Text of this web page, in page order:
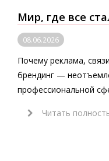
Мир, где все
08.06.2026
Почему реклама,
брендинг —
профессиональной
Читать